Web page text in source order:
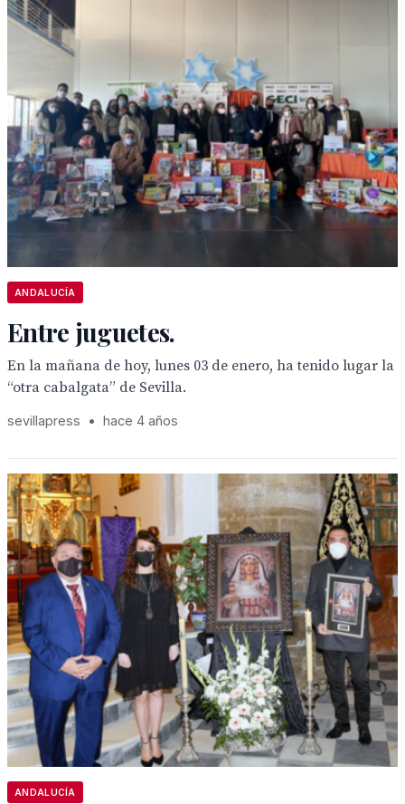
ANDALUCÍA
Entre juguetes.
En la mañana de hoy, lunes 03 de enero, ha tenido lugar la
“otra cabalgata” de Sevilla.
sevillapress • hace 4 años
ANDALUCÍA